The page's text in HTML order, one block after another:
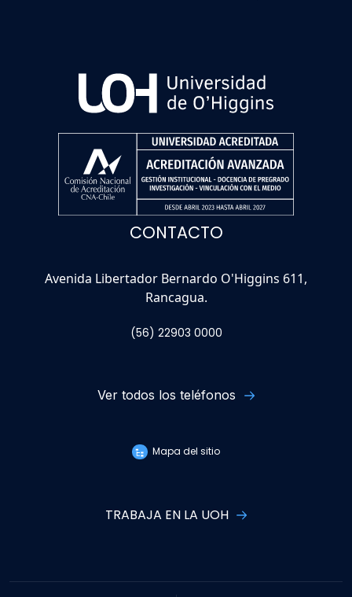
CONTACTO
Avenida Libertador Bernardo O'Higgins 611,
Rancagua.
(56) 22903 0000
Ver todos los teléfonos
Mapa del sitio
TRABAJA EN LA UOH